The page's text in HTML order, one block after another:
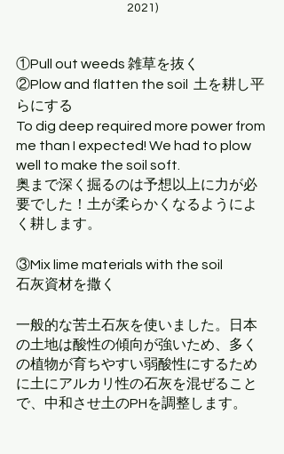
2021)
①Pull out weeds 雑草を抜く
②Plow and flatten the soil  土を耕し平
らにする
To dig deep required more power from
me than I expected! We had to plow
well to make the soil soft.
奥まで深く掘るのは予想以上に力が必
要でした！土が柔らかくなるようによ
く耕します。
③Mix lime materials with the soil
石灰資材を撒く
一般的な苦土石灰を使いました。日本
の土地は酸性の傾向が強いため、多く
の植物が育ちやすい弱酸性にするため
に土にアルカリ性の石灰を混ぜること
で、中和させ土のPHを調整します。